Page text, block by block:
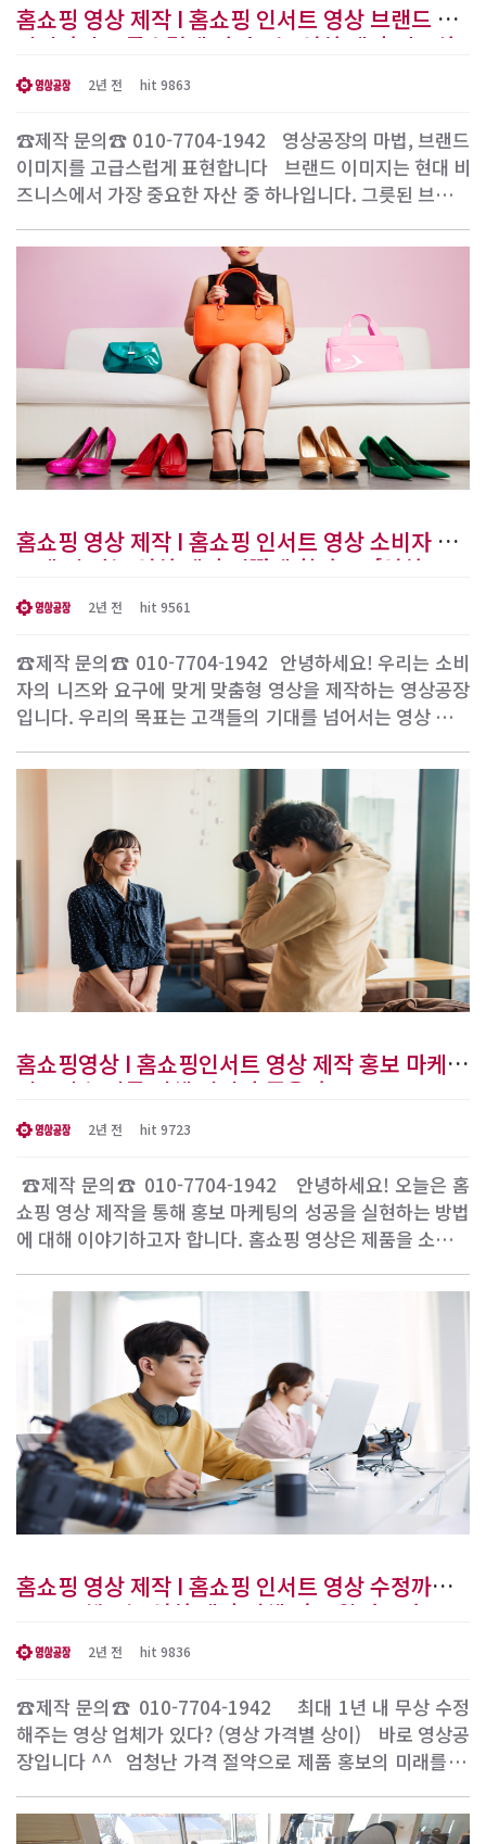
홈쇼핑 영상 제작 I 홈쇼핑 인서트 영상 브랜드 퀄
리티까지 고급스럽게 바꿔주는 영상 제작 필요하
신가요? [영상공장]
2년 전 hit 9863
☎제작 문의☎ 010-7704-1942 ​ ​ 영상공장의 마법, 브랜드
이미지를 고급스럽게 표현합니다 ​ ​ 브랜드 이미지는 현대 비
즈니스에서 가장 중요한 자산 중 하나입니다. 그릇된 브랜드
그러나 올바른 접근과 고퀄리티 영상 제작을 통해 브랜드 이
미지를 고급스럽게 표현하는 것은 가능합니다. 이 글에서는
영상공장에서의 영상 제작이 어떻..
홈쇼핑 영상 제작 I 홈쇼핑 인서트 영상 소비자 니
즈에 딱 맞는 영상 제작 어떻게 할까요? [영상공
장]
2년 전 hit 9561
☎제작 문의☎ 010-7704-1942 ​ 안녕하세요! 우리는 소비
자의 니즈와 요구에 맞게 맞춤형 영상을 제작하는 영상공장
입니다. 우리의 목표는 고객들의 기대를 넘어서는 영상 콘텐
강화하는 것입니다. 이 글에서는 소비자 중심적인 접근과 고
퀄리티 영상 제작을 통해 우리가 어떻게 소비자의 니즈를 충
족시키고 있는지 자세히 알아보겠습니다. 1. 소비자 중..
홈쇼핑영상 I 홈쇼핑인서트 영상 제작 홍보 마케팅
비즈니스 전문 업체 어디가 좋을까?
2년 전 hit 9723
​ ☎제작 문의☎ 010-7704-1942 ​ ​ 안녕하세요! 오늘은 홈
쇼핑 영상 제작을 통해 홍보 마케팅의 성공을 실현하는 방법
에 대해 이야기하고자 합니다. 홈쇼핑 영상은 제품을 소개하
어떻게 홈쇼핑 영상을 제작하고 홍보 비즈니스의 성공 전략
을 수립할 수 있는지 알아보도록 하겠습니다. ​ 1. 홈쇼핑 영
상 제작 서비스의 중요성 홈쇼핑 ..
홈쇼핑 영상 제작 I 홈쇼핑 인서트 영상 수정까지
무료로 해주는 영상 제작 업체 정보 알려드려요
[영상공장]
2년 전 hit 9836
☎제작 문의☎ 010-7704-1942 ​ ​ ​ 최대 1년 내 무상 수정
해주는 영상 업체가 있다? (영상 가격별 상이) ​ ​ 바로 영상공
장입니다 ^^ ​ 엄청난 가격 절약으로 제품 홍보의 미래를 만
적으로 홍보하고 엄청난 가격 절약을 경험할 수 있는 영상공